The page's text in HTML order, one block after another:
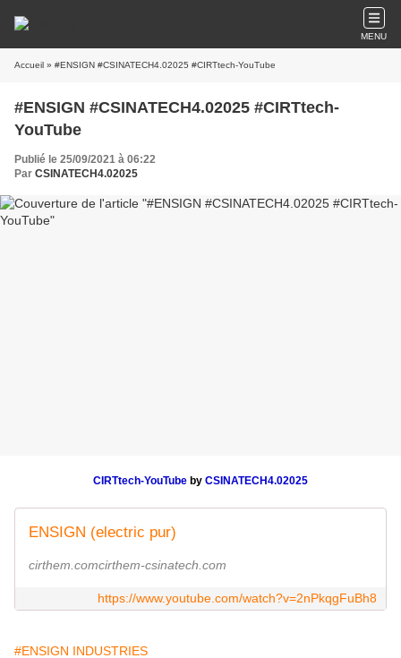
MENU
Accueil » #ENSIGN #CSINATECH4.02025 #CIRTtech-YouTube
#ENSIGN #CSINATECH4.02025 #CIRTtech-
YouTube
Publié le 25/09/2021 à 06:22
Par CSINATECH4.02025
CIRTtech-YouTube by CSINATECH4.02025
ENSIGN (electric pur)
cirthem.comcirthem-csinatech.com
https://www.youtube.com/watch?v=2nPkqgFuBh8
#ENSIGN INDUSTRIES